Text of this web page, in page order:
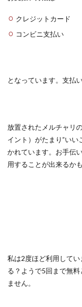
クレジットカード
コンビニ支払い
となっています。支払
放置されたメルチャリ
イント）がたまり”い
かれています。お手伝
用することが出来るか
私は2度ほど利用して
る？ようで5回まで無
ません。